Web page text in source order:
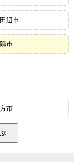
辺市
市
市